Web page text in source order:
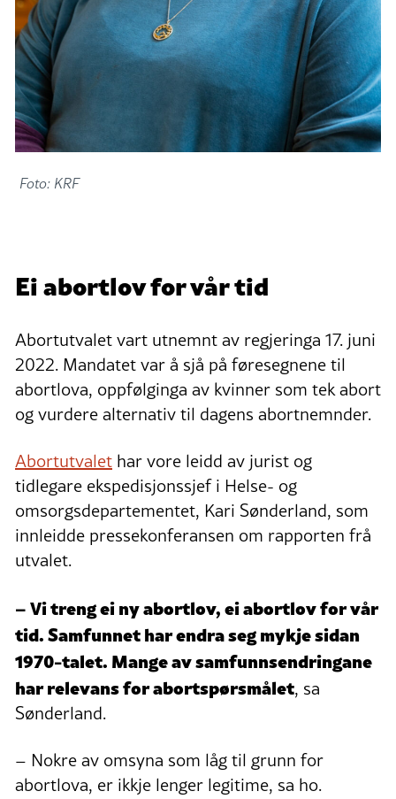
Foto: KRF
Ei abortlov for vår tid
Abortutvalet vart utnemnt av regjeringa 17. juni
2022. Mandatet var å sjå på føresegnene til
abortlova, oppfølginga av kvinner som tek abort
og vurdere alternativ til dagens abortnemnder.
Abortutvalet har vore leidd av jurist og
tidlegare ekspedisjonssjef i Helse- og
omsorgsdepartementet, Kari Sønderland, som
innleidde pressekonferansen om rapporten frå
utvalet.
– Vi treng ei ny abortlov, ei abortlov for vår
tid. Samfunnet har endra seg mykje sidan
1970-talet. Mange av samfunnsendringane
har relevans for abortspørsmålet, sa
Sønderland.
– Nokre av omsyna som låg til grunn for
abortlova, er ikkje lenger legitime, sa ho.